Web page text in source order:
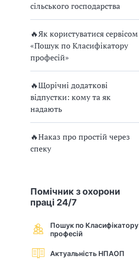
сільського господарства
🔥Як користуватися сервісом
«Пошук по Класифікатору
професій»
🔥Щорічні додаткові
відпустки: кому та як
надають
🔥Наказ про простій через
спеку
Помічник з охорони
праці 24/7
Пошук по Класифікатору
професій
Актуальність НПАОП